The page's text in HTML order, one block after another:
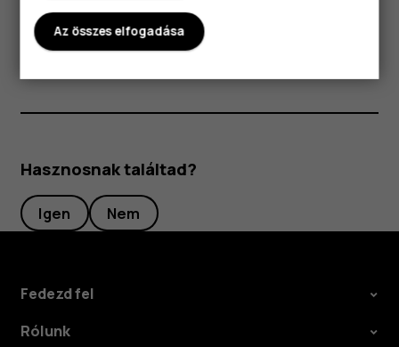
kikapcsolódhat. Ha a készülék nem működik megfelelően,
vigye el a legközelebbi hivatalos márkaszervizbe.
Hasznosnak találtad?
Igen Nem
Fedezd fel
Rólunk
Az összes elfogadása